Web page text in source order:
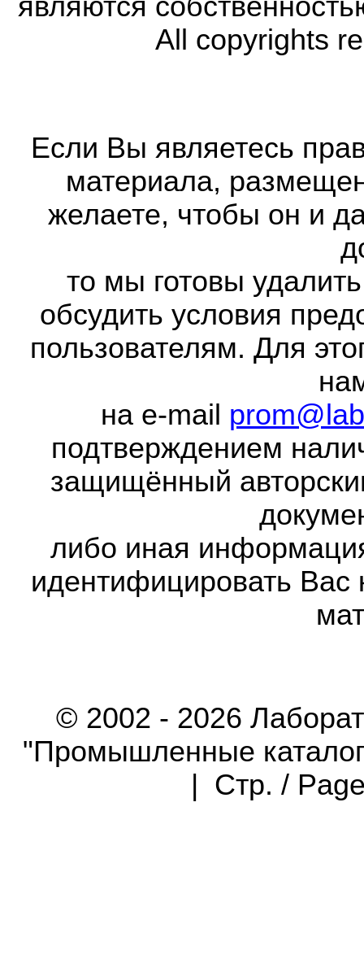
являются
All copyrights
Если Вы являетесь
материала,
желаете, чтобы он и
то мы готовы
обсудить условия
пользователям. Для
на e-mail
подтверждением
защищённый
либо иная
идентифицировать Вас
© 2002 - 2026
"Промышленные
| Стр. /